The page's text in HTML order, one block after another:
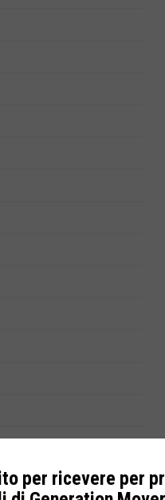
per ricevere per